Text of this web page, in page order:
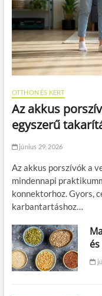
OTTHON ÉS KERT
Az akkus
egyszerű
június 29, 2026
Az akkus porszívók a
mindennapi
konnektorhoz. Gyors,
karbantartáshoz…